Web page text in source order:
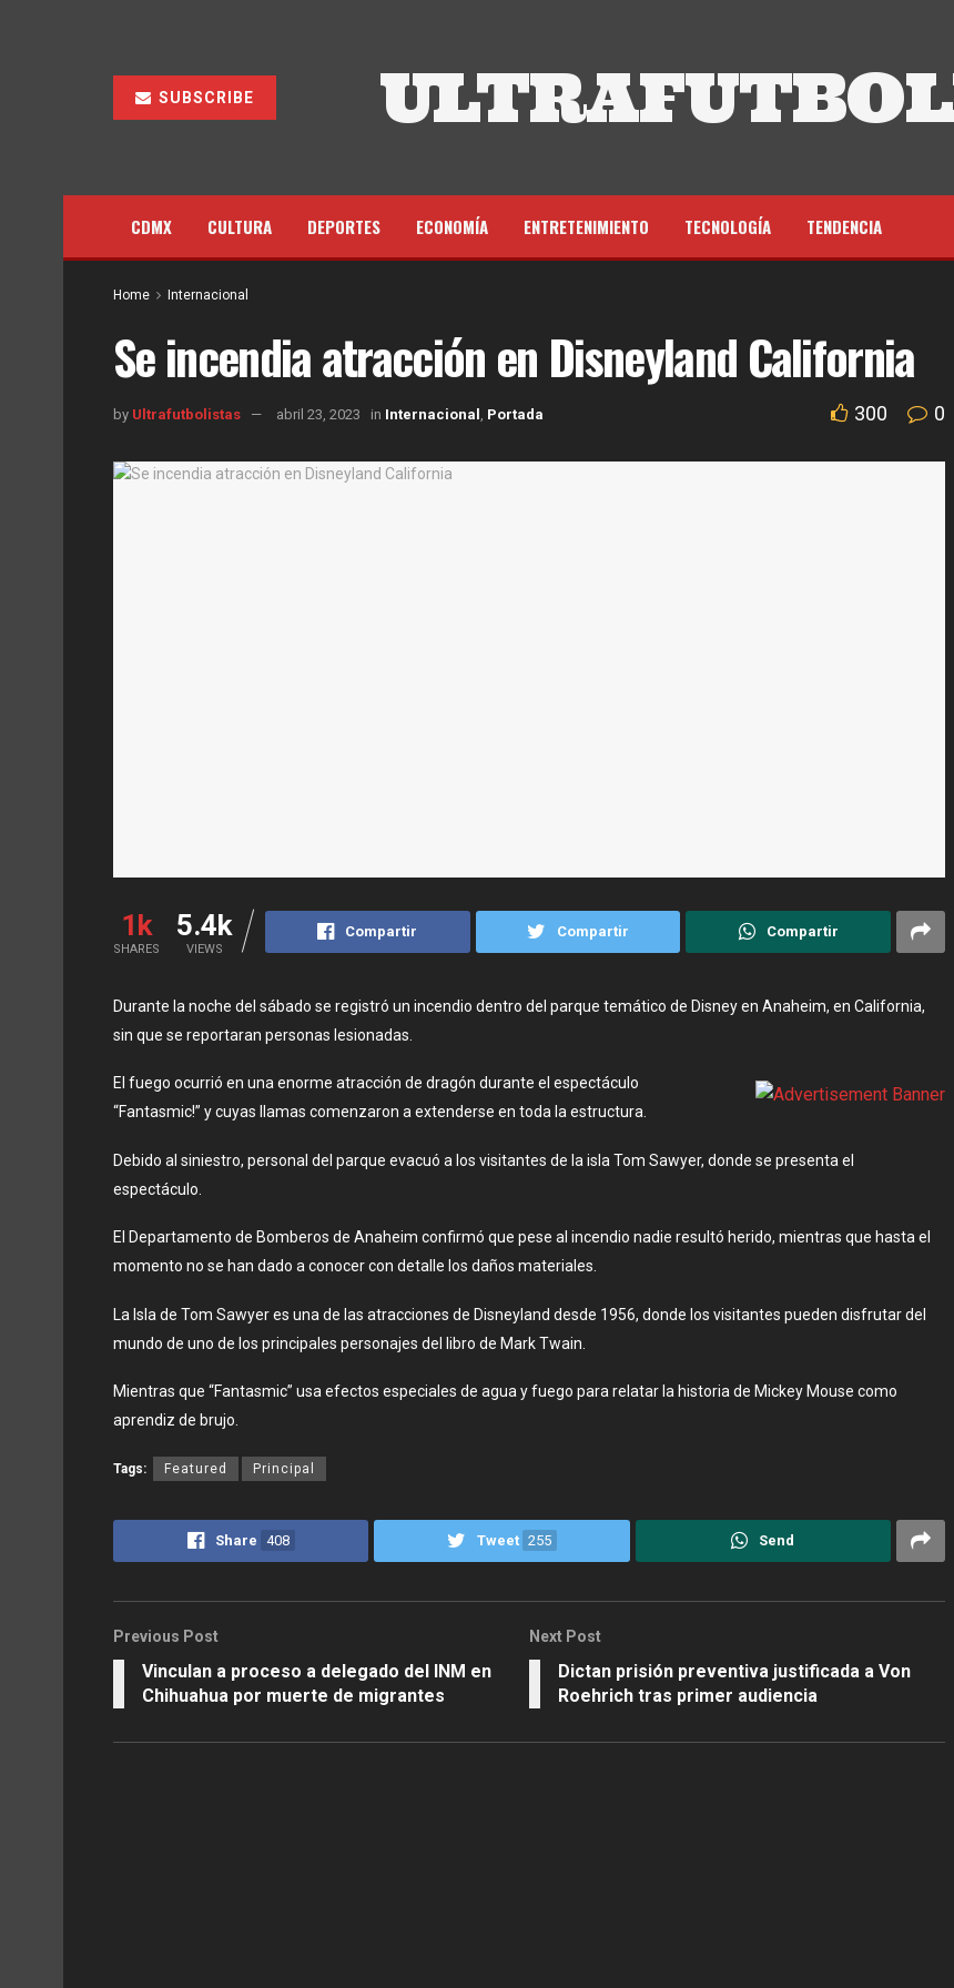
SUBSCRIBE
CDMX CULTURA DEPORTES ECONOMÍA ENTRETENIMIENTO TECNOLOGÍA TENDENCIA
Home Internacional
Se incendia atracción en Disneyland California
by Ultrafutbolistas abril 23, 2023 in Internacional Portada 300 0
1k
SHARES
5.4k
VIEWS
Compartir Compartir Compartir
Durante la noche del sábado se registró un incendio dentro del parque temático de Disney en Anaheim, en California,
sin que se reportaran personas lesionadas.
El fuego ocurrió en una enorme atracción de dragón durante el espectáculo
“Fantasmic!” y cuyas llamas comenzaron a extenderse en toda la estructura.
Debido al siniestro, personal del parque evacuó a los visitantes de la isla Tom Sawyer, donde se presenta el
espectáculo.
El Departamento de Bomberos de Anaheim confirmó que pese al incendio nadie resultó herido, mientras que hasta el
momento no se han dado a conocer con detalle los daños materiales.
La Isla de Tom Sawyer es una de las atracciones de Disneyland desde 1956, donde los visitantes pueden disfrutar del
mundo de uno de los principales personajes del libro de Mark Twain.
Mientras que “Fantasmic” usa efectos especiales de agua y fuego para relatar la historia de Mickey Mouse como
aprendiz de brujo.
Tags: Featured Principal
Share 408 Tweet 255 Send
Previous Post
Vinculan a proceso a delegado del INM en
Chihuahua por muerte de migrantes
Next Post
Dictan prisión preventiva justificada a Von
Roehrich tras primer audiencia